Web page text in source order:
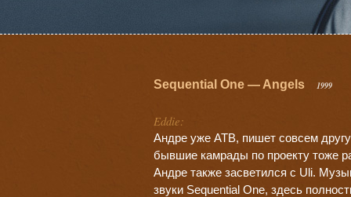
Sequential One — Angels 1999
Eddie:
Андре уже АТВ, пишет совсем
бывшие камрады по проекту тоже
Андре также засветился с Uli.
звуки Sequential One, здесь